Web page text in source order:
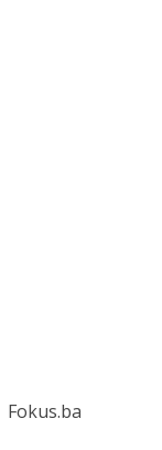
Fokus.ba